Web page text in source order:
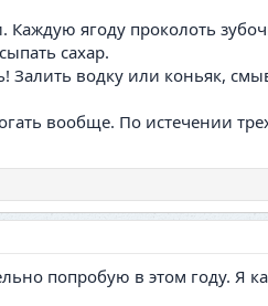
ягоду проколоть
сахар.
Залить водку или коньяк,
вообще. По истечении
попробую в этом году. Я